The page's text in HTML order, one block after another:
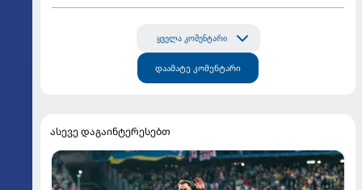
ყველა კომენტარი
დაამატე კომენტარი
ასევე დაგაინტერესებთ